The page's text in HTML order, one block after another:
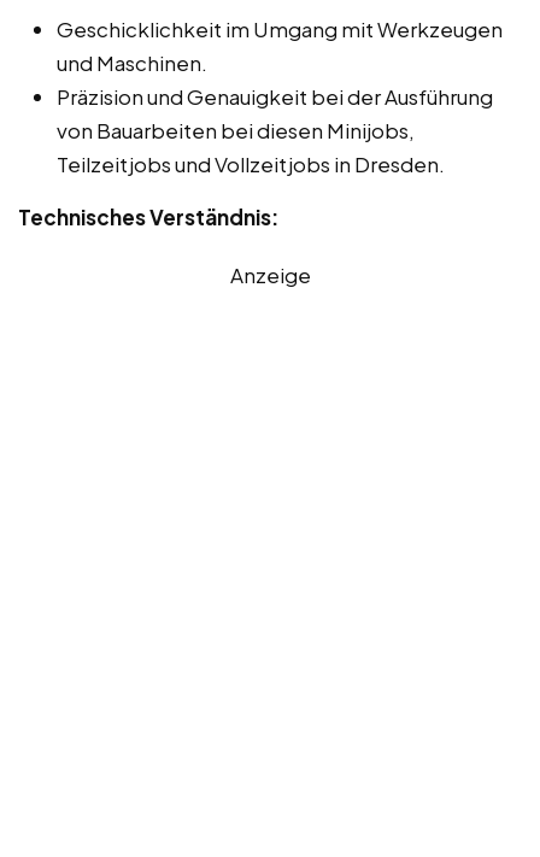
Geschicklichkeit im Umgang mit Werkzeugen
und Maschinen.
Präzision und Genauigkeit bei der Ausführung
von Bauarbeiten bei diesen Minijobs,
Teilzeitjobs und Vollzeitjobs in Dresden.
Technisches Verständnis:
Anzeige